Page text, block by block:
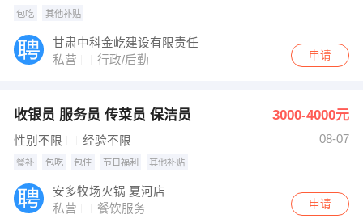
包吃 其他补贴
甘肃中科金屹建设有限责任
私营
行政/后勤 申请
收银员 服务员 传菜员 保洁员 3000-4000元
性别不限 经验不限 08-07
餐补 包吃 包住 节日福利 其他补贴
安多牧场火锅 夏河店
私营
餐饮服务 申请